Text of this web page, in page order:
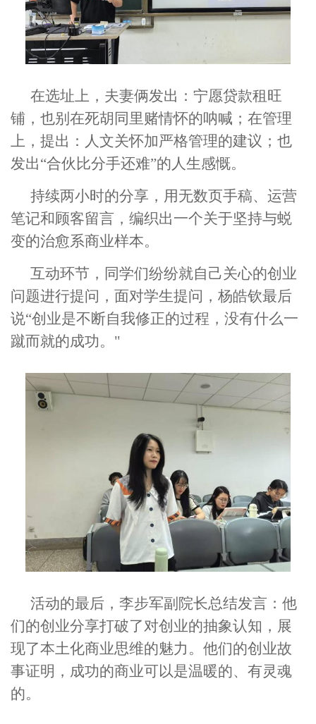
在选址上，夫妻俩发出：宁愿贷款租旺
铺，也别在死胡同里赌情怀的呐喊；在管理
上，提出：人文关怀加严格管理的建议；也
发出“合伙比分手还难”的人生感慨。
持续两小时的分享，用无数页手稿、运营
笔记和顾客留言，编织出一个关于坚持与蜕
变的治愈系商业样本。
互动环节 ， 同学们纷纷就自己关心的创业
问题进行提问， 面对学生提问， 杨皓钦最后
说“创业是不断自我修正的过程 ， 没有什么一
蹴而就的成功。"
活动的最后，李步军副院长总结发言： 他
们的创业分享打破了对创业的抽象认知，展
现了本土化商业思维的魅力。 他们的创业故
事证明，成功的商业可以是温暖的、有灵魂
的。